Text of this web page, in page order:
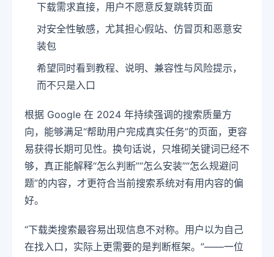
下载需求直接，用户不愿意反复跳转页面
对安全性敏感，尤其担心假站、仿冒页和恶意安
装包
希望同时看到教程、说明、兼容性与风险提示，
而不只是入口
根据 Google 在 2024 年持续强调的搜索质量方
向，能够满足“帮助用户完成真实任务”的页面，更容
易获得长期可见性。换句话说，只堆砌关键词已经不
够，真正能解释“怎么判断”“怎么安装”“怎么规避问
题”的内容，才更符合当前搜索系统对有用内容的偏
好。
“下载类搜索最容易出现信息不对称。用户以为自己
在找入口，实际上更需要的是判断框架。”——一位